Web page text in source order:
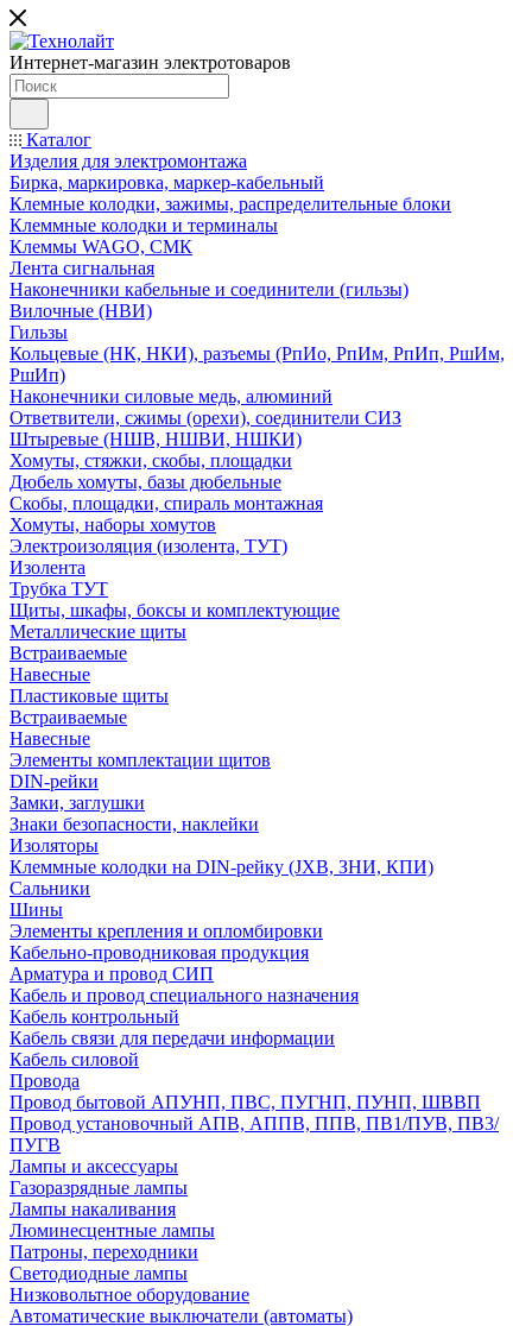
Интернет-магазин электротоваров
Каталог
Изделия для электромонтажа
Бирка, маркировка, маркер-кабельный
Клемные колодки, зажимы, распределительные блоки
Клеммные колодки и терминалы
Клеммы WAGO, СМК
Лента сигнальная
Наконечники кабельные и соединители (гильзы)
Вилочные (НВИ)
Гильзы
Кольцевые (НК, НКИ), разъемы (РпИо, РпИм, РпИп, РшИм,
РшИп)
Наконечники силовые медь, алюминий
Ответвители, сжимы (орехи), соединители СИЗ
Штыревые (НШВ, НШВИ, НШКИ)
Хомуты, стяжки, скобы, площадки
Дюбель хомуты, базы дюбельные
Скобы, площадки, спираль монтажная
Хомуты, наборы хомутов
Электроизоляция (изолента, ТУТ)
Изолента
Трубка ТУТ
Щиты, шкафы, боксы и комплектующие
Металлические щиты
Встраиваемые
Навесные
Пластиковые щиты
Встраиваемые
Навесные
Элементы комплектации щитов
DIN-рейки
Замки, заглушки
Знаки безопасности, наклейки
Изоляторы
Клеммные колодки на DIN-рейку (JXB, ЗНИ, КПИ)
Сальники
Шины
Элементы крепления и опломбировки
Кабельно-проводниковая продукция
Арматура и провод СИП
Кабель и провод специального назначения
Кабель контрольный
Кабель связи для передачи информации
Кабель силовой
Провода
Провод бытовой АПУНП, ПВС, ПУГНП, ПУНП, ШВВП
Провод установочный АПВ, АППВ, ППВ, ПВ1/ПУВ, ПВ3/
ПУГВ
Лампы и аксессуары
Газоразрядные лампы
Лампы накаливания
Люминесцентные лампы
Патроны, переходники
Светодиодные лампы
Низковольтное оборудование
Автоматические выключатели (автоматы)